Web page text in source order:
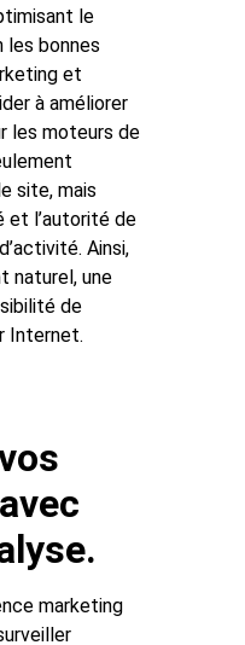
le
les bonnes
et
à améliorer
les moteurs de
site, mais
et l’autorité de
Ainsi,
naturel, une
de
Internet.
marketing